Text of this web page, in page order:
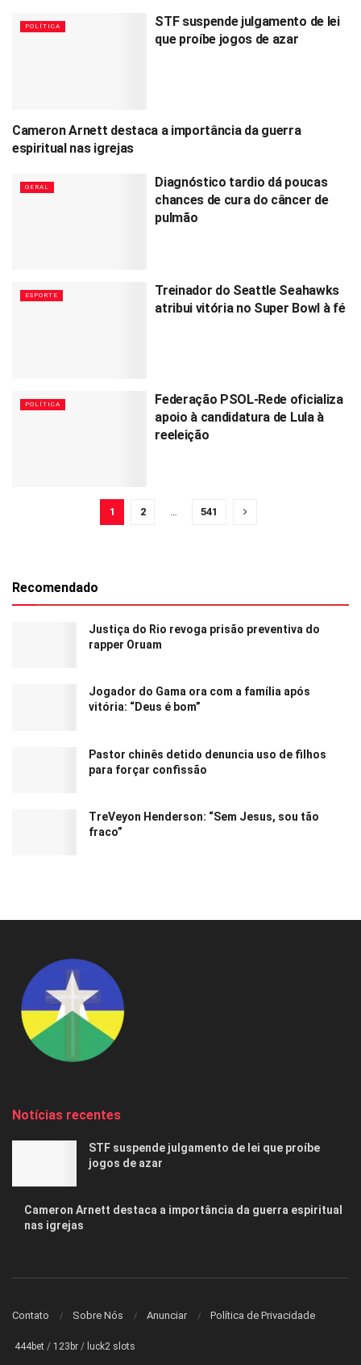
POLÍTICA
STF suspende julgamento de lei
que proíbe jogos de azar
MUNDO GOSPEL
Cameron Arnett destaca a importância da guerra
espiritual nas igrejas
GERAL
Diagnóstico tardio dá poucas
chances de cura do câncer de
pulmão
ESPORTE
Treinador do Seattle Seahawks
atribui vitória no Super Bowl à fé
POLÍTICA
Federação PSOL-Rede oficializa
apoio à candidatura de Lula à
reeleição
1 2 … 541
Recomendado
Justiça do Rio revoga prisão preventiva do
rapper Oruam
Jogador do Gama ora com a família após
vitória: “Deus é bom”
Pastor chinês detido denuncia uso de filhos
para forçar confissão
TreVeyon Henderson: “Sem Jesus, sou tão
fraco”
Notícias recentes
STF suspende julgamento de lei que proíbe
jogos de azar
Cameron Arnett destaca a importância da guerra espiritual
nas igrejas
Contato Sobre Nós Anunciar Política de Privacidade
444bet / 123br / luck2 slots